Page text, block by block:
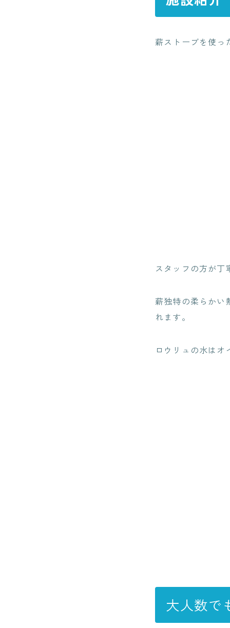
薪ストーブを使っ
スタッフの方が
薪独特の柔らかい
れます。
ロウリュの水は
大人数で